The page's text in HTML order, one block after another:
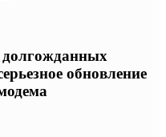
долгожданных
обновление